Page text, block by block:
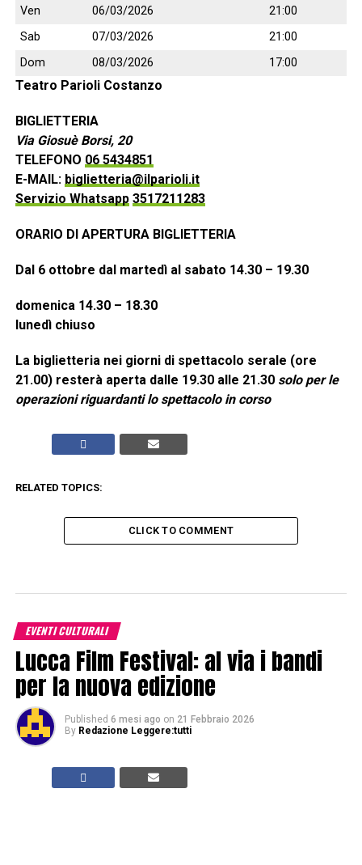
Ven 06/03/2026
21:00
Sab
07/03/2026
21:00
Dom
08/03/2026 17:00
Teatro Parioli Costanzo
BIGLIETTERIA
Via Giosuè Borsi, 20
TELEFONO 06 5434851
E-MAIL: biglietteria@ilparioli.it
Servizio Whatsapp 3517211283
ORARIO DI APERTURA BIGLIETTERIA
Dal 6 ottobre dal martedì al sabato 14.30 – 19.30
domenica 14.30 – 18.30
lunedì chiuso
La biglietteria nei giorni di spettacolo serale (ore
21.00) resterà aperta dalle 19.30 alle 21.30 solo per le
operazioni riguardanti lo spettacolo in corso
RELATED TOPICS:
CLICK TO COMMENT
EVENTI CULTURALI
Lucca Film Festival: al via i bandi
per la nuova edizione
Published 6 mesi ago on 21 Febbraio 2026
By Redazione Leggere:tutti